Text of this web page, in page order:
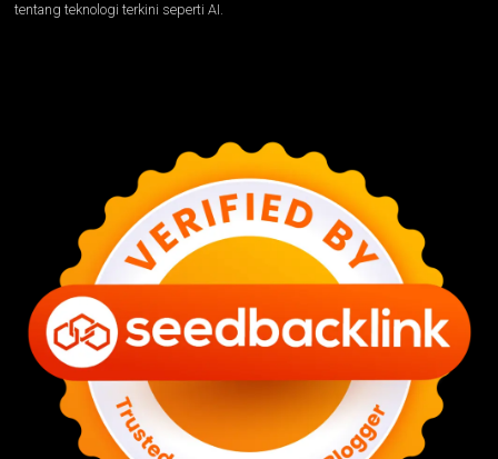
tentang teknologi terkini seperti AI.